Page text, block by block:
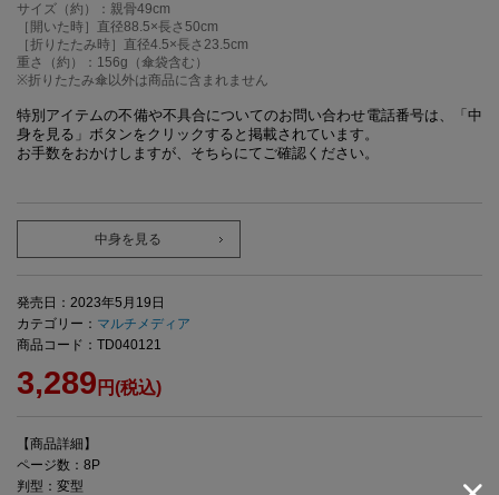
サイズ（約）：親骨49cm
［開いた時］直径88.5×長さ50cm
［折りたたみ時］直径4.5×長さ23.5cm
重さ（約）：156g（傘袋含む）
※折りたたみ傘以外は商品に含まれません
特別アイテムの不備や不具合についてのお問い合わせ電話番号は、「中
身を見る」ボタンをクリックすると掲載されています。
お手数をおかけしますが、そちらにてご確認ください。
中身を見る
発売日：2023年5月19日
カテゴリー： マルチメディア
商品コード：TD040121
3,289 円(税込)
【商品詳細】
ページ数：8P
判型：変型